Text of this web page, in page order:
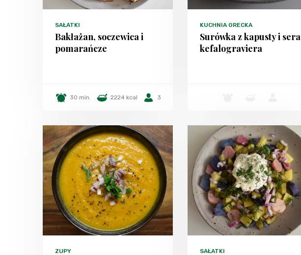
SAŁATKI
Bakłażan, soczewica i
pomarańcze
30 min. 2224 kcal 3
KUCHNIA GRECKA
Surówka z kapusty i sera
kefalograviera
ZUPY SAŁATKI